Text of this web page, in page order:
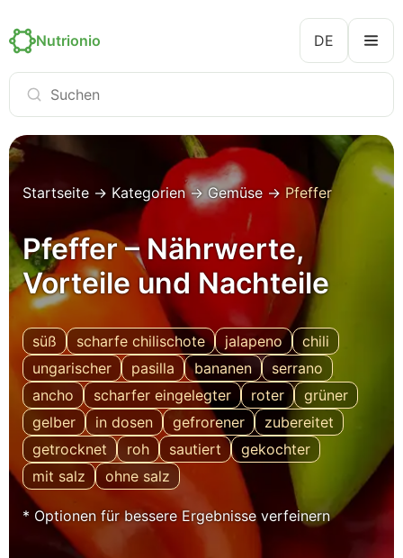
Nutrionio DE
Startseite → Kategorien→ Gemüse → Pfeffer
Pfeffer – Nährwerte,
Vorteile und Nachteile
süß scharfe chilischote jalapeno
chili
ungarischer
pasilla bananen
serrano
ancho
scharfer eingelegter roter
grüner
gelber
in dosen gefrorener
zubereitet
getrocknet
roh sautiert
gekochter
mit salz
ohne salz
* Optionen für bessere Ergebnisse verfeinern